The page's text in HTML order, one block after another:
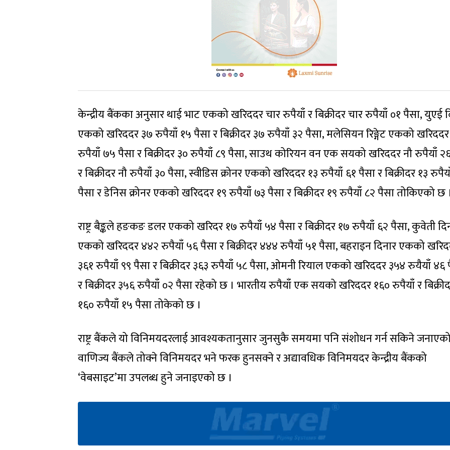
केन्द्रीय बैंकका अनुसार थाई भाट एकको खरिददर चार रुपैयाँ र बिक्रीदर चार रुपैयाँ ०१ पैसा, युएई
एकको खरिददर ३७ रुपैयाँ १५ पैसा र बिक्रीदर ३७ रुपैयाँ ३२ पैसा, मलेसियन रिङ्गेट एकको
रुपैयाँ ७५ पैसा र बिक्रीदर ३० रुपैयाँ ८९ पैसा, साउथ कोरियन वन एक सयको खरिददर नौ रुपैयाँ
र बिक्रीदर नौ रुपैयाँ ३० पैसा, स्वीडिस क्रोनर एकको खरिददर १३ रुपैयाँ ६१ पैसा र बिक्रीदर १३
पैसा र डेनिस क्रोनर एकको खरिददर १९ रुपैयाँ ७३ पैसा र बिक्रीदर १९ रुपैयाँ ८२ पैसा तोकिएको छ ।
राष्ट्र बैङ्कले हङकङ डलर एकको खरिदर १७ रुपैयाँ ५४ पैसा र बिक्रीदर १७ रुपैयाँ ६२ पैसा, कुवेती
एकको खरिददर ४४२ रुपैयाँ ५६ पैसा र बिक्रीदर ४४४ रुपैयाँ ५१ पैसा, बहराइन दिनार एकको
३६१ रुपैयाँ ९९ पैसा र बिक्रीदर ३६३ रुपैयाँ ५८ पैसा, ओमनी रियाल एकको खरिददर ३५४ रुयैयाँ ४६
र बिक्रीदर ३५६ रुपैयाँ ०२ पैसा रहेको छ । भारतीय रुपैयाँ एक सयको खरिददर १६० रुपैयाँ र
१६० रुपैयाँ १५ पैसा तोकेको छ ।
राष्ट्र बैंकले यो विनिमयदरलाई आवश्यकतानुसार जुनसुकै समयमा पनि संशोधन गर्न सकिने
वाणिज्य बैंकले तोक्ने विनिमयदर भने फरक हुनसक्ने र अद्यावधिक विनिमयदर केन्द्रीय बैंकको
‘वेबसाइट’मा उपलब्ध हुने जनाइएको छ ।